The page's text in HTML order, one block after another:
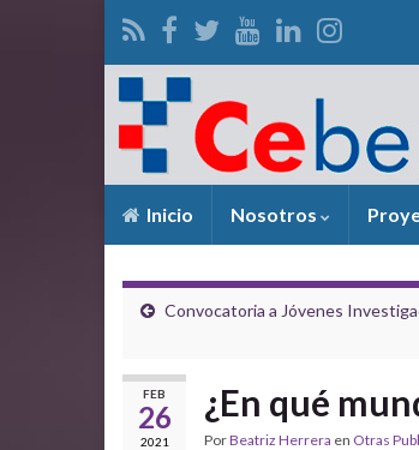
Inicio Nosotros
Convocatoria a Jóvenes
FEB
26
2021
¿En qué
PorBeatriz Herrera en Otras